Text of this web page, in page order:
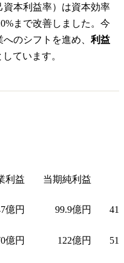
資本利益率）は資本効率
まで改善しました。今
のシフトを進め、 利益
ています。
利益 当期純利益
億円 99.9億円
億円 122億円